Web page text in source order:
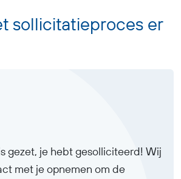
sollicitatieproces er
gezet, je hebt gesolliciteerd! Wij
met je opnemen om de